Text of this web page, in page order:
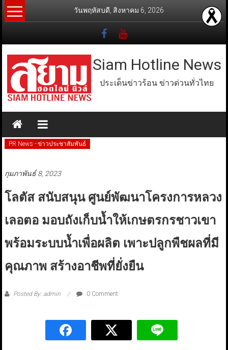
Skip
to
วันพฤหัสบดี, สิงหาคม 6, 2026
Siam Hotline News
ประเด็นข่าวร้อน ข่าวด่วนทั่วไทย
PR News - ข่าวประชาสัมพันธ์
กุมภาพันธ์ 8, 2023
โลตัส สนับสนุน ศูนย์พัฒนาโครงการหลวง
เลอตอ มอบถังเก็บน้ำให้เกษตรกรชาวเขา
พร้อมระบบน้ำเพื่อผลิต เพาะปลูกพืชผลที่มี
คุณภาพ สร้างอาชีพที่ยั่งยืน
Posted By: admin 0 Comment